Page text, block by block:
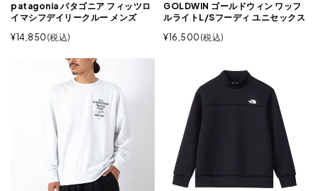
patagonia パタゴニア フィッツロ
イマシフデイリークルー メンズ
¥14,850 税込
GOLDWIN ゴールドウィン ワッフ
ルライトL/Sフーディ ユニセックス
¥16,500 税込